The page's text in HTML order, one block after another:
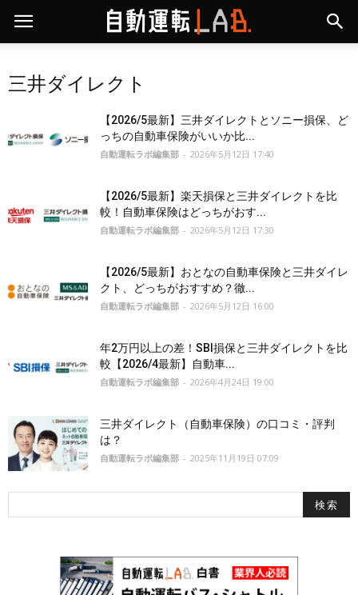
三井ダイレクト
【2026/5最新】三井ダイレクトとソニー損保、ど
っちの自動車保険がいいか比...
自動運転ラボ編集部 - 2026年5月12日 17:40
【2026/5最新】楽天損保と三井ダイレクトを比
較！自動車保険はどっちがおす...
自動運転ラボ編集部 - 2026年5月12日 17:30
【2026/5最新】おとなの自動車保険と三井ダイレ
クト、どっちがおすすめ？徹...
自動運転ラボ編集部 - 2026年5月12日 16:00
年2万円以上の差！SBI損保と三井ダイレクトを比
較【2026/4最新】自動車...
自動運転ラボ編集部 - 2026年4月24日 19:00
三井ダイレクト（自動車保険）の口コミ・評判
は？
自動運転ラボ編集部 - 2025年11月19日 07:09